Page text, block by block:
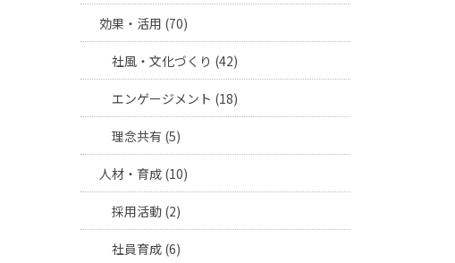
効果・活用 (70)
社風・文化づくり (42)
エンゲージメント (18)
理念共有 (5)
人材・育成 (10)
採用活動 (2)
社員育成 (6)